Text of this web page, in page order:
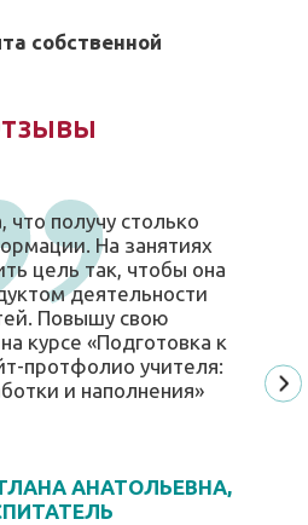
собственной
получу столько
На занятиях
цель так, чтобы она
деятельности
Повышу свою
курсе «Подготовка к
протфолио учителя:
и наполнения»
АНАТОЛЬЕВНА,